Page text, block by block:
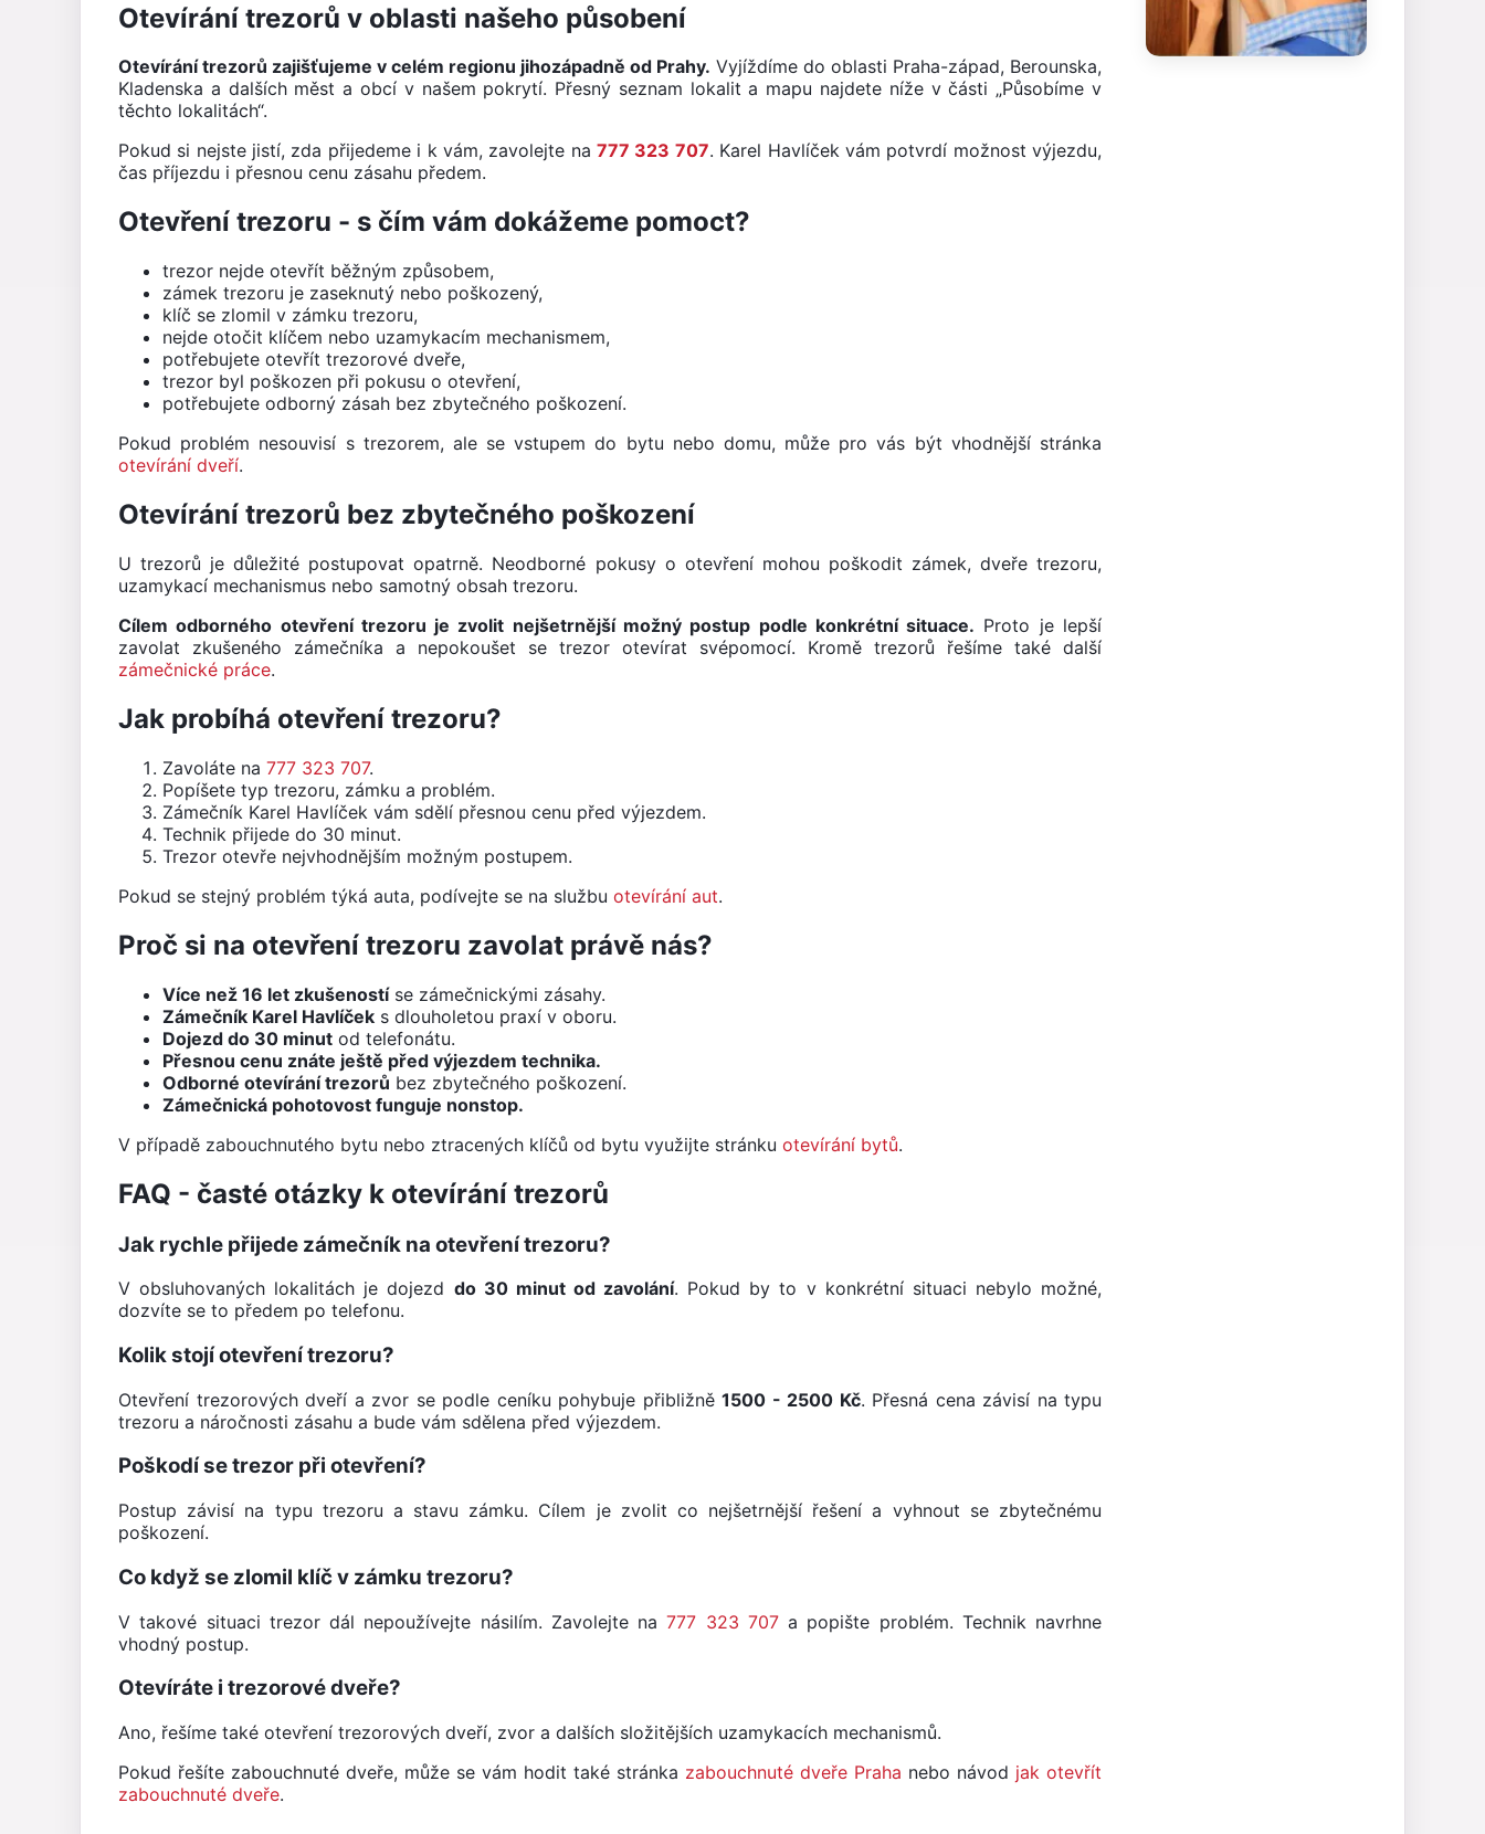
Otevírání trezorů v oblasti našeho působení
Otevírání trezorů zajišťujeme v celém regionu jihozápadně od Prahy. Vyjíždíme do oblasti Praha-západ, Berounska,
Kladenska a dalších měst a obcí v našem pokrytí. Přesný seznam lokalit a mapu najdete níže v části „Působíme v
těchto lokalitách“.
Pokud si nejste jistí, zda přijedeme i k vám, zavolejte na777 323 707. Karel Havlíček vám potvrdí možnost výjezdu,
čas příjezdu i přesnou cenu zásahu předem.
Otevření trezoru - s čím vám dokážeme pomoct?
trezor nejde otevřít běžným způsobem,
zámek trezoru je zaseknutý nebo poškozený,
klíč se zlomil v zámku trezoru,
nejde otočit klíčem nebo uzamykacím mechanismem,
potřebujete otevřít trezorové dveře,
trezor byl poškozen při pokusu o otevření,
potřebujete odborný zásah bez zbytečného poškození.
Pokud problém nesouvisí s trezorem, ale se vstupem do bytu nebo domu, může pro vás být vhodnější stránka
otevírání dveří.
Otevírání trezorů bez zbytečného poškození
U trezorů je důležité postupovat opatrně. Neodborné pokusy o otevření mohou poškodit zámek, dveře trezoru,
uzamykací mechanismus nebo samotný obsah trezoru.
Cílem odborného otevření trezoru je zvolit nejšetrnější možný postup podle konkrétní situace. Proto je lepší
zavolat zkušeného zámečníka a nepokoušet se trezor otevírat svépomocí. Kromě trezorů řešíme také další
zámečnické práce.
Jak probíhá otevření trezoru?
Zavoláte na 777 323 707.
Popíšete typ trezoru, zámku a problém.
Zámečník Karel Havlíček vám sdělí přesnou cenu před výjezdem.
Technik přijede do 30 minut.
Trezor otevře nejvhodnějším možným postupem.
Pokud se stejný problém týká auta, podívejte se na službu otevírání aut.
Proč si na otevření trezoru zavolat právě nás?
Více než 16 let zkušenostíse zámečnickými zásahy.
Zámečník Karel Havlíček s dlouholetou praxí v oboru.
Dojezd do 30 minut od telefonátu.
Přesnou cenu znáte ještě před výjezdem technika.
Odborné otevírání trezorů bez zbytečného poškození.
Zámečnická pohotovost funguje nonstop.
V případě zabouchnutého bytu nebo ztracených klíčů od bytu využijte stránku otevírání bytů.
FAQ - časté otázky k otevírání trezorů
Jak rychle přijede zámečník na otevření trezoru?
V obsluhovaných lokalitách je dojezd do 30 minut od zavolání. Pokud by to v konkrétní situaci nebylo možné,
dozvíte se to předem po telefonu.
Kolik stojí otevření trezoru?
Otevření trezorových dveří a zvor se podle ceníku pohybuje přibližně 1500 - 2500 Kč. Přesná cena závisí na typu
trezoru a náročnosti zásahu a bude vám sdělena před výjezdem.
Poškodí se trezor při otevření?
Postup závisí na typu trezoru a stavu zámku. Cílem je zvolit co nejšetrnější řešení a vyhnout se zbytečnému
poškození.
Co když se zlomil klíč v zámku trezoru?
V takové situaci trezor dál nepoužívejte násilím. Zavolejte na777 323 707a popište problém. Technik navrhne
vhodný postup.
Otevíráte i trezorové dveře?
Ano, řešíme také otevření trezorových dveří, zvor a dalších složitějších uzamykacích mechanismů.
Pokud řešíte zabouchnuté dveře, může se vám hodit také stránka zabouchnuté dveře Praha nebo návod jak otevřít
zabouchnuté dveře.